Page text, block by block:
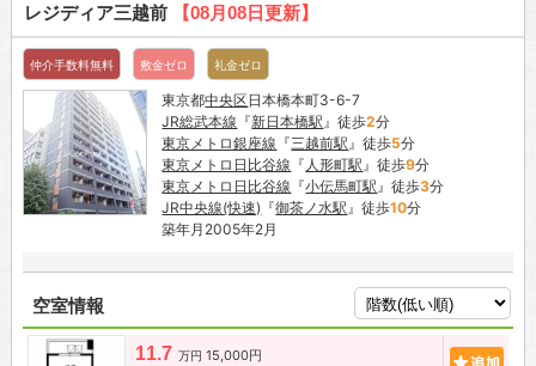
レジディア三越前 【08月08日更新】
仲介手数料無料 敷金ゼロ 礼金ゼロ
東京都中央区日本橋本町3-6-7
JR総武本線 『新日本橋駅』徒歩2分
東京メトロ銀座線 『三越前駅』徒歩5分
東京メトロ日比谷線 『 人形町駅』徒歩9分
東京メトロ日比谷線 『小伝馬町駅』徒歩3分
JR中央線(快速) 『御茶ノ水駅』徒歩10分
築年月2005年2月
空室情報
11.7 万円 15,000円